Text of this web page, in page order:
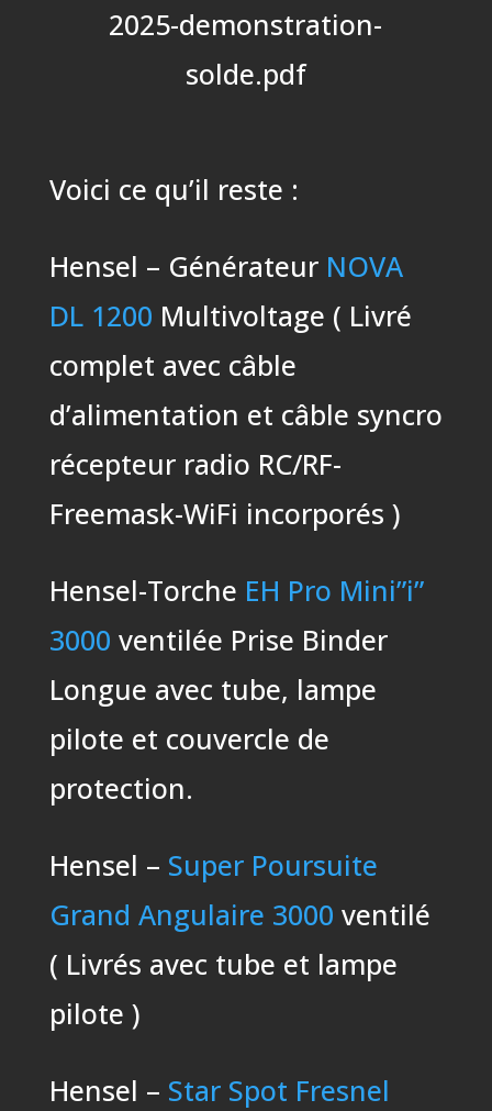
2025-demonstration-
solde.pdf
Voici ce qu’il reste :
Hensel – Générateur NOVA
DL 1200 Multivoltage ( Livré
complet avec câble
d’alimentation et câble syncro
récepteur radio RC/RF-
Freemask-WiFi incorporés )
Hensel-Torche EH Pro Mini”i”
3000 ventilée Prise Binder
Longue avec tube, lampe
pilote et couvercle de
protection.
Hensel – Super Poursuite
Grand Angulaire 3000 ventilé
( Livrés avec tube et lampe
pilote )
Hensel – Star Spot Fresnel